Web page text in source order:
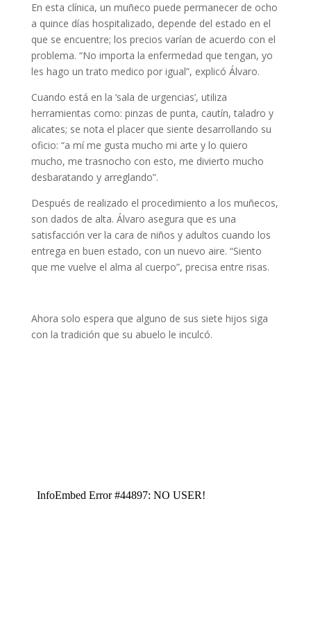
En esta clínica, un muñeco puede permanecer de ocho
a quince días hospitalizado, depende del estado en el
que se encuentre; los precios varían de acuerdo con el
problema. “No importa la enfermedad que tengan, yo
les hago un trato medico por igual”, explicó Álvaro.
Cuando está en la ‘sala de urgencias’, utiliza
herramientas como: pinzas de punta, cautín, taladro y
alicates; se nota el placer que siente desarrollando su
oficio: “a mí me gusta mucho mi arte y lo quiero
mucho, me trasnocho con esto, me divierto mucho
desbaratando y arreglando”.
Después de realizado el procedimiento a los muñecos,
son dados de alta. Álvaro asegura que es una
satisfacción ver la cara de niños y adultos cuando los
entrega en buen estado, con un nuevo aire. “Siento
que me vuelve el alma al cuerpo”, precisa entre risas.
Ahora solo espera que alguno de sus siete hijos siga
con la tradición que su abuelo le inculcó.